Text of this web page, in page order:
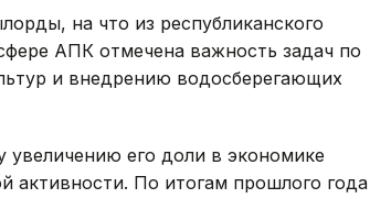
на что из республиканского
АПК отмечена важность задач по
и внедрению водосберегающих
его доли в экономике
активности. По итогам прошлого года